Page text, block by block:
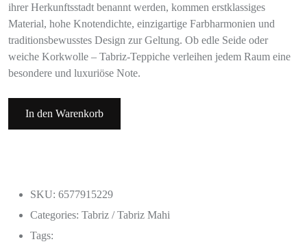
ihrer Herkunftsstadt benannt werden, kommen erstklassiges
Material, hohe Knotendichte, einzigartige Farbharmonien und
traditionsbewusstes Design zur Geltung. Ob edle Seide oder
weiche Korkwolle – Tabriz-Teppiche verleihen jedem Raum eine
besondere und luxuriöse Note.
In den Warenkorb
SKU: 6577915229
Categories: Tabriz / Tabriz Mahi
Tags: